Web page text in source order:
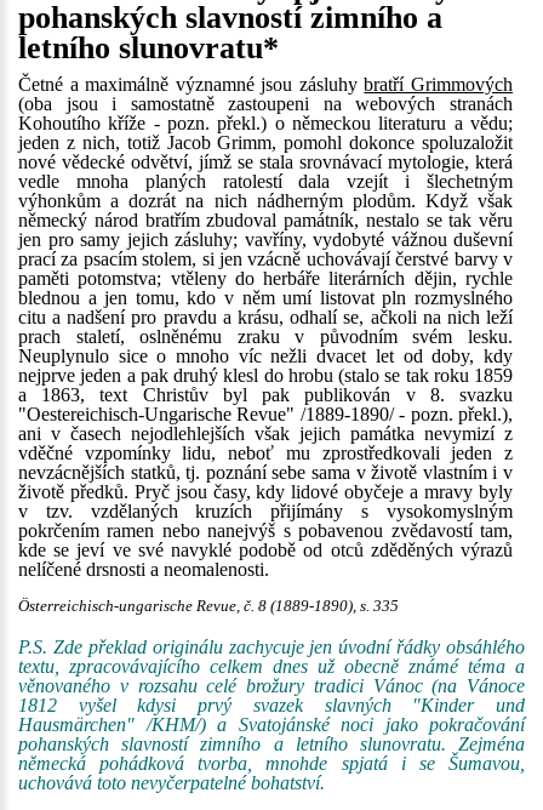
pohanských slavností zimního a
letního slunovratu*
Četné a maximálně významné jsou zásluhybratří Grimmových
(oba jsou i samostatně zastoupeni na webových stranách
Kohoutího kříže - pozn. překl.) o německou literaturu a vědu;
jeden z nich, totiž Jacob Grimm, pomohl dokonce spoluzaložit
nové vědecké odvětví, jímž se stala srovnávací mytologie, která
vedle mnoha planých ratolestí dala vzejít i šlechetným
výhonkům a dozrát na nich nádherným plodům. Když však
německý národ bratřím zbudoval památník, nestalo se tak věru
jen pro samy jejich zásluhy; vavříny, vydobyté vážnou duševní
prací za psacím stolem, si jen vzácně uchovávají čerstvé barvy v
paměti potomstva; vtěleny do herbáře literárních dějin, rychle
blednou a jen tomu, kdo v něm umí listovat pln rozmyslného
citu a nadšení pro pravdu a krásu, odhalí se, ačkoli na nich leží
prach staletí, oslněnému zraku v původním svém lesku.
Neuplynulo sice o mnoho víc nežli dvacet let od doby, kdy
nejprve jeden a pak druhý klesl do hrobu (stalo se tak roku 1859
a 1863, text Christův byl pak publikován v 8. svazku
"Oestereichisch-Ungarische Revue" /1889-1890/ - pozn. překl.),
ani v časech nejodlehlejších však jejich památka nevymizí z
vděčné vzpomínky lidu, neboť mu zprostředkovali jeden z
nevzácnějších statků, tj. poznání sebe sama v životě vlastním i v
životě předků. Pryč jsou časy, kdy lidové obyčeje a mravy byly
v tzv. vzdělaných kruzích přijímány s vysokomyslným
pokrčením ramen nebo nanejvýš s pobavenou zvědavostí tam,
kde se jeví ve své navyklé podobě od otců zděděných výrazů
nelíčené drsnosti a neomalenosti.
Österreichisch-ungarische Revue, č. 8 (1889-1890), s. 335
P.S. Zde překlad originálu zachycuje jen úvodní řádky obsáhlého
textu, zpracovávajícího celkem dnes už obecně známé téma a
věnovaného v rozsahu celé brožury tradici Vánoc (na Vánoce
1812 vyšel kdysi prvý svazek slavných "Kinder und
Hausmärchen" /KHM/) a Svatojánské noci jako pokračování
pohanských slavností zimního a letního slunovratu. Zejména
německá pohádková tvorba, mnohde spjatá i se Šumavou,
uchovává toto nevyčerpatelné bohatství.